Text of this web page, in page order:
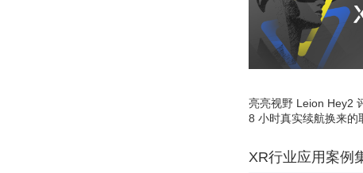
亮亮视野 Leion Hey2
8 小时真实续航换来的
XR行业应用案例